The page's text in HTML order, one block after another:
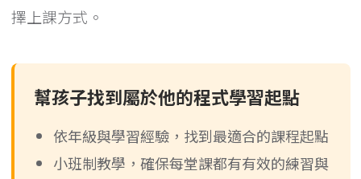
擇上課方式。
幫孩子找到屬於他的程式學習起點
依年級與學習經驗，找到最適合的課程起點
小班制教學，確保每堂課都有有效的練習與